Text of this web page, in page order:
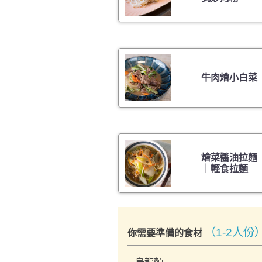
牛肉燴小白菜
燴菜醬油拉麵
｜輕食拉麵
你需要準備的食材 （1-2人份